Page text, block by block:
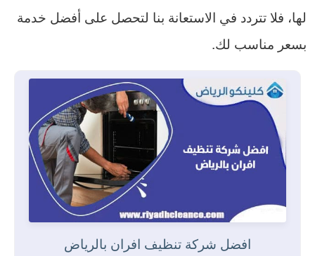
لها، فلا تتردد في الاستعانة بنا لتحصل على أفضل خدمة
بسعر مناسب لك.
افضل شركة تنظيف افران بالرياض